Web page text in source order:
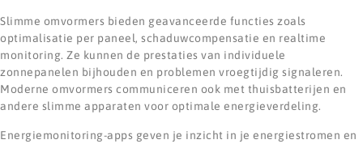
Slimme omvormers bieden geavanceerde functies zoals
optimalisatie per paneel, schaduwcompensatie en realtime
monitoring. Ze kunnen de prestaties van individuele
zonnepanelen bijhouden en problemen vroegtijdig signaleren.
Moderne omvormers communiceren ook met thuisbatterijen en
andere slimme apparaten voor optimale energieverdeling.
Energiemonitoring-apps geven je inzicht in je energiestromen en